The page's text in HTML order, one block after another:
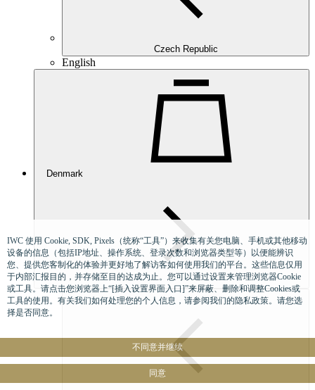
Czech Republic
English
Denmark
IWC 使用 Cookie, SDK, Pixels（统称“工具”）来收集有关您电脑、手机或其他移动
设备的信息（包括IP地址、操作系统、登录次数和浏览器类型等）以便能辨识
您、提供您客制化的体验并更好地了解访客如何使用我们的平台。这些信息仅用
于内部汇报目的，并存储至目的达成为止。您可以通过设置来管理浏览器Cookie
或工具。请点击您浏览器上“[插入设置界面入口]”来屏蔽、删除和调整Cookies或
工具的使用。有关我们如何处理您的个人信息，请参阅我们的隐私政策。请您选
择是否同意。
不同意并继续
同意